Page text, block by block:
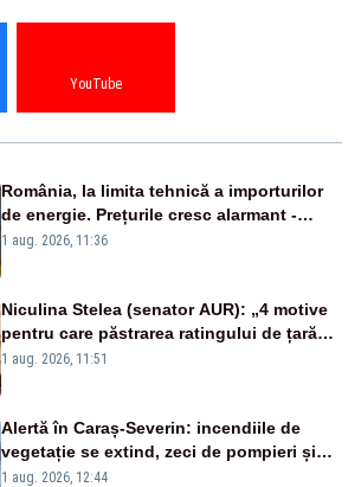
YouTube
România, la limita tehnică a importurilor
de energie. Prețurile cresc alarmant -
Analiză Realitatea Plus
1 aug. 2026, 11:36
Niculina Stelea (senator AUR): „4 motive
pentru care păstrarea ratingului de țară
nu este o reușită pentru Guvernul
1 aug. 2026, 11:51
Alertă în Caraș-Severin: incendiile de
vegetație se extind, zeci de pompieri și
silvicultori se luptă cu flăcările - VIDEO
1 aug. 2026, 12:44